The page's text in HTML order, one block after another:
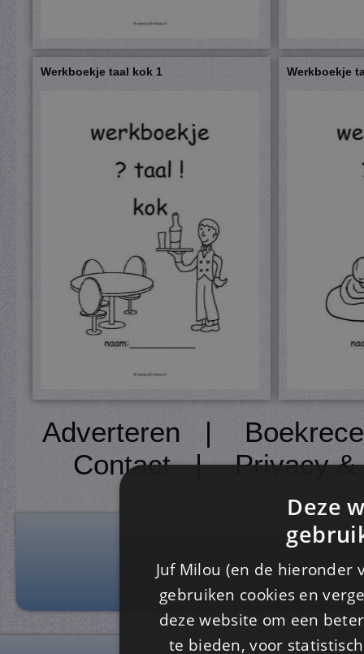
Werkboekje taal kok 1 Werkboekje
Adverteren |
Contact|Privacy &
Deze
Juf Milou (en de
gebruiken cookies en
deze website om een
te bieden, voor